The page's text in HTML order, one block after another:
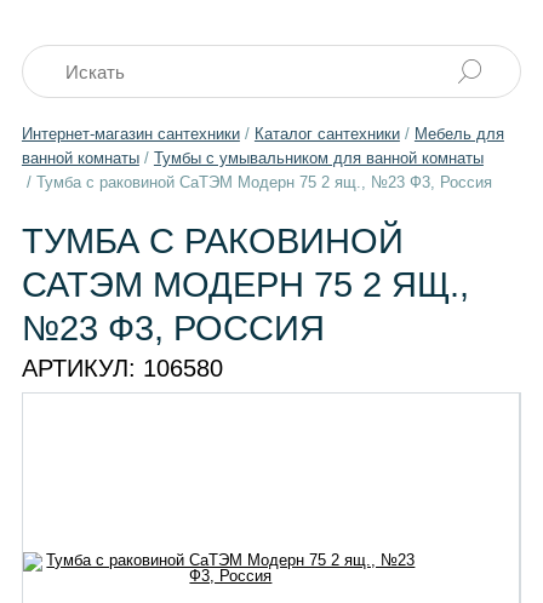
Интернет-магазин сантехники/ Каталог сантехники/ Мебель для
ванной комнаты/ Тумбы с умывальником для ванной комнаты
/ Тумба с раковиной СаТЭМ Модерн 75 2 ящ., №23 Ф3, Россия
ТУМБА С РАКОВИНОЙ
САТЭМ МОДЕРН 75 2 ЯЩ.,
№23 Ф3, РОССИЯ
АРТИКУЛ: 106580